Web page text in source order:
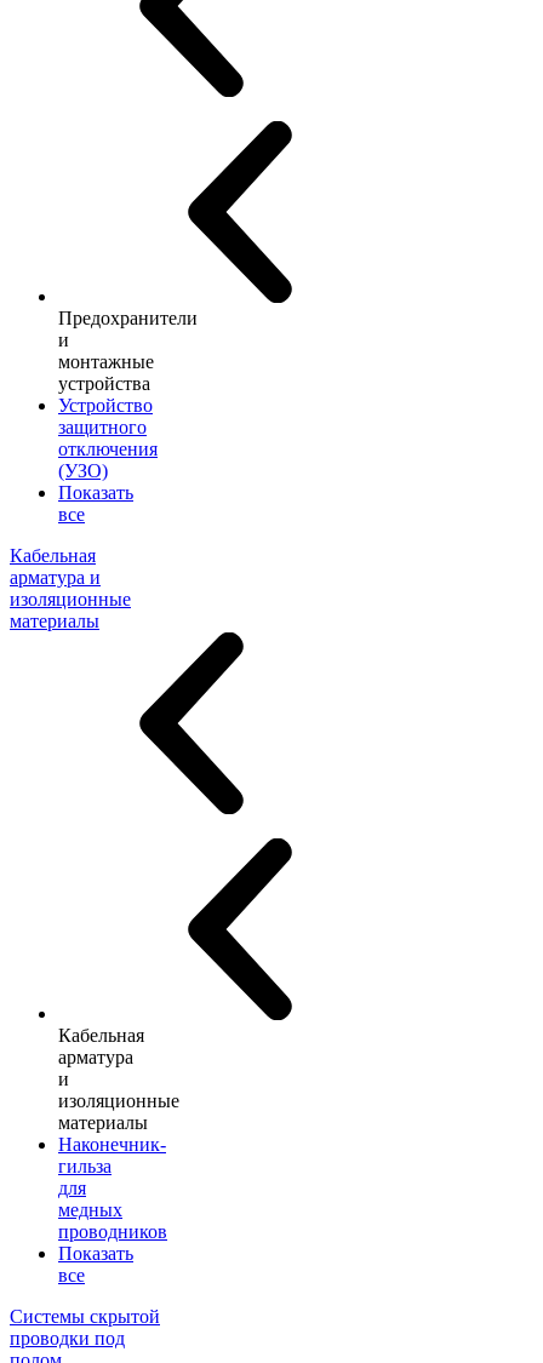
Предохранители
и
монтажные
устройства
Устройство
защитного
отключения
(УЗО)
Показать
все
Кабельная
арматура и
изоляционные
материалы
Кабельная
арматура
и
изоляционные
материалы
Наконечник-
гильза
для
медных
проводников
Показать
все
Системы скрытой
проводки под